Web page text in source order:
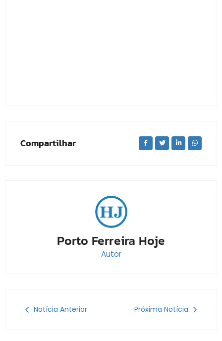
Compartilhar
Porto Ferreira Hoje
Autor
Notícia Anterior Próxima Notícia